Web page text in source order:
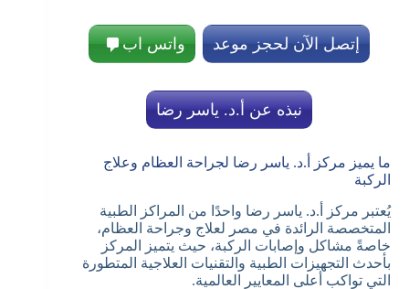
إتصل الآن لحجز موعد واتس اب
نبذه عن أ.د. ياسر رضا
ما يميز مركز أ.د. ياسر رضا لجراحة العظام وعلاج
الركبة
يُعتبر مركز أ.د. ياسر رضا واحدًا من المراكز الطبية
المتخصصة الرائدة في مصر لعلاج وجراحة العظام،
خاصةً مشاكل وإصابات الركبة، حيث يتميز المركز
بأحدث التجهيزات الطبية والتقنيات العلاجية المتطورة
التي تواكب أعلى المعايير العالمية.